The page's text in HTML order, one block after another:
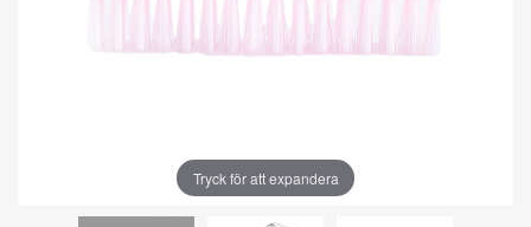
Tryck för att expandera